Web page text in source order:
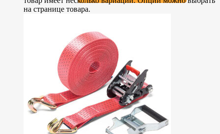
на странице товара.